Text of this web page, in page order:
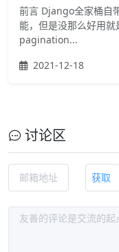
前言 Django全家桶自
能，但是没那么好用
pagination...
2021-12-18
讨论区
获取